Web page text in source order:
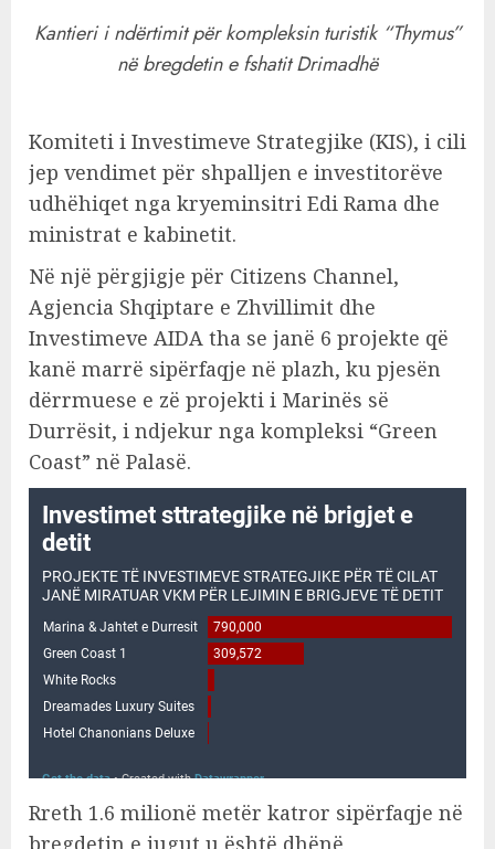
Kantieri i ndërtimit për kompleksin turistik “Thymus”
në bregdetin e fshatit Drimadhë
Komiteti i Investimeve Strategjike (KIS), i cili
jep vendimet për shpalljen e investitorëve
udhëhiqet nga kryeminsitri Edi Rama dhe
ministrat e kabinetit.
Në një përgjigje për Citizens Channel,
Agjencia Shqiptare e Zhvillimit dhe
Investimeve AIDA tha se janë 6 projekte që
kanë marrë sipërfaqje në plazh, ku pjesën
dërrmuese e zë projekti i Marinës së
Durrësit, i ndjekur nga kompleksi “Green
Coast” në Palasë.
Rreth 1.6 milionë metër katror sipërfaqje në